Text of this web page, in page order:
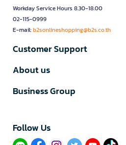
Workday Service Hours 8.30-18.00
02-115-0999
E-mail:b2sonlineshopping@b2s.co.th
Customer Support
About us
Business Group
Follow Us​